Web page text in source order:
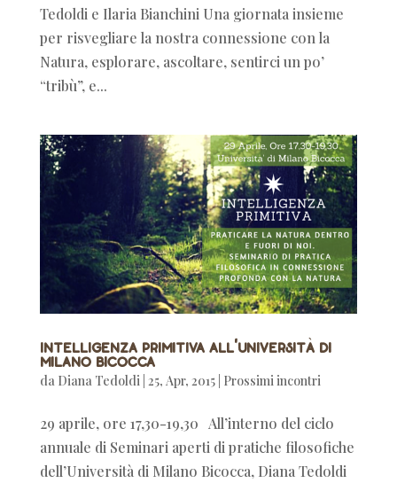
Tedoldi e Ilaria Bianchini Una giornata insieme
per risvegliare la nostra connessione con la
Natura, esplorare, ascoltare, sentirci un po’
“tribù”, e...
Intelligenza Primitiva all'Università di
Milano Bicocca
da Diana Tedoldi 25, Apr, 2015| Prossimi incontri
29 aprile, ore 17,30-19,30 All’interno del ciclo
annuale di Seminari aperti di pratiche filosofiche
dell’Università di Milano Bicocca, Diana Tedoldi